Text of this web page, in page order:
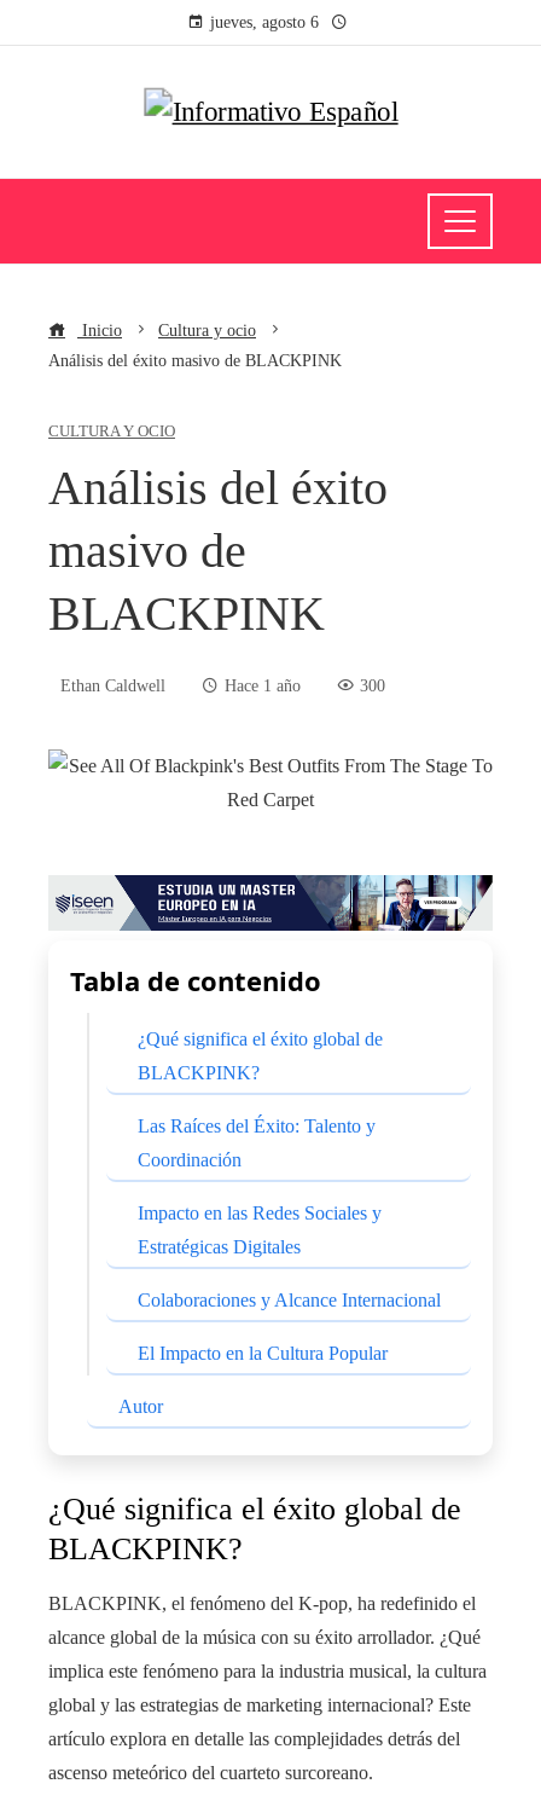
jueves, agosto 6
Inicio
Cultura y ocio
Análisis del éxito masivo de BLACKPINK
CULTURA Y OCIO
Análisis del éxito
masivo de
BLACKPINK
Ethan Caldwell Hace 1 año 300
Tabla de contenido
¿Qué significa el éxito global de
BLACKPINK?
Las Raíces del Éxito: Talento y
Coordinación
Impacto en las Redes Sociales y
Estratégicas Digitales
Colaboraciones y Alcance Internacional
El Impacto en la Cultura Popular
Autor
¿Qué significa el éxito global de
BLACKPINK?
BLACKPINK, el fenómeno del K-pop, ha redefinido el
alcance global de la música con su éxito arrollador. ¿Qué
implica este fenómeno para la industria musical, la cultura
global y las estrategias de marketing internacional? Este
artículo explora en detalle las complejidades detrás del
ascenso meteórico del cuarteto surcoreano.